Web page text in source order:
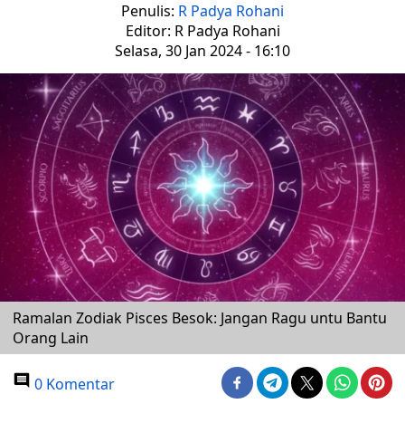
Penulis: R Padya Rohani
Editor: R Padya Rohani
Selasa, 30 Jan 2024 - 16:10
Ramalan Zodiak Pisces Besok: Jangan Ragu untu Bantu
Orang Lain
0 Komentar